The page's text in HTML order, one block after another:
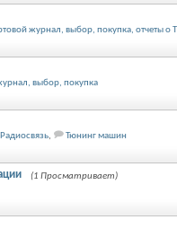
журнал, выбор, покупка, отчеты о
выбор, покупка
Радиосвязь, Тюнинг машин
(1 Просматривает)